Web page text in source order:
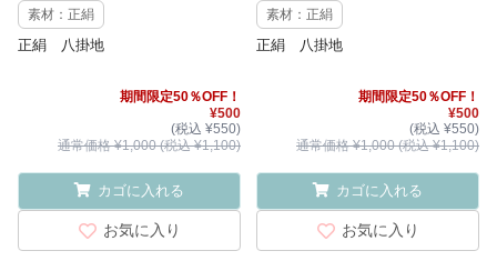
素材：正絹
正絹 八掛地
期間限定50％OFF！
¥500
(税込 ¥550)
通常価格 ¥1,000 (税込 ¥1,100)
カゴに入れる
お気に入り
素材：正絹
正絹 八掛地
期間限定50％OFF！
¥500
(税込 ¥550)
通常価格 ¥1,000 (税込 ¥1,100)
カゴに入れる
お気に入り